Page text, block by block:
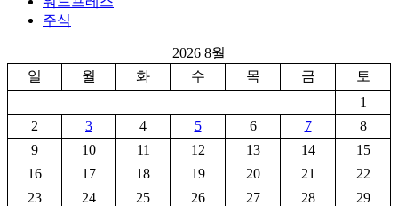
주식
2026 8월
일
월 화 수 목 금
토
1
2
3 4 5 6 7
8
9
10 11 12 13 14
15
16
17 18 19 20 21
22
23
24 25 26 27 28 29